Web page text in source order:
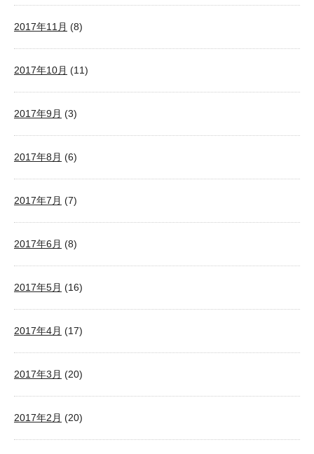
2017年11月 (8)
2017年10月 (11)
2017年9月 (3)
2017年8月 (6)
2017年7月 (7)
2017年6月 (8)
2017年5月 (16)
2017年4月 (17)
2017年3月 (20)
2017年2月 (20)